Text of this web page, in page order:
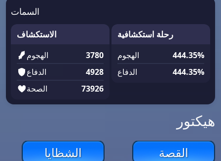
السمات
الاستكشاف
الهجوم
3780
الدفاع
4928
الصحة
73926
رحلة استكشافية
الهجوم
444.35%
الدفاع
444.35%
هيكتور
القصة
الشظايا